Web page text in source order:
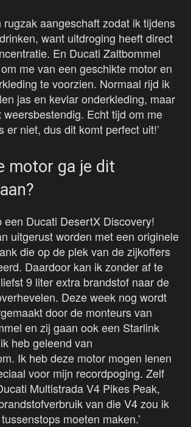
rugzak aangeschaft zodat ik tijdens
want uitdroging heeft direct
En Ducati Zaltbommel
me van een geschikte motor en
te voorzien. Normaal rijd ik
jas en kevlar onderkleding, maar
Echt tijd om me
er niet, dus dit komt perfect uit!’
motor ga je dit
een Ducati DesertX Discovery!
uitgerust worden met een originele
die op de plek van de zijkoffers
Daardoor kan ik zonder af te
9 liter extra brandstof naar de
Deze week nog wordt
door de monteurs van
en zij gaan ook een Starlink
heb geleend van
Ik heb deze motor mogen lenen
voor mijn recordpoging. Zelf
Multistrada V4 Pikes Peak,
van die V4 zou ik
moeten maken.’